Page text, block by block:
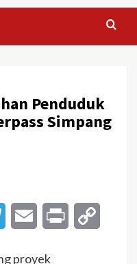
Penduduk
Simpang
TelegramEmail Print
proyek